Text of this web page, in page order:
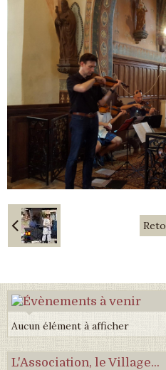
Aucun élément à afficher
L'Association, le Village...